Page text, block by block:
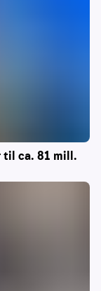
ca. 81 mill.